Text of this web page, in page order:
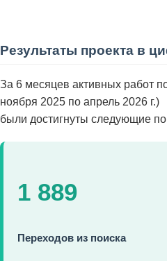
Результаты проекта в
За 6 месяцев активных работ
ноября 2025 по апрель 2026 г.)
были достигнуты следующие
1 889
Переходов из поиска